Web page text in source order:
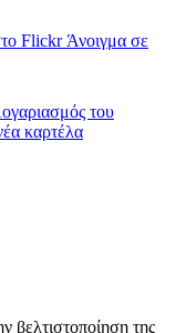
FlickrΆνοιγμα σε
του
καρτέλα
βελτιστοποίηση της